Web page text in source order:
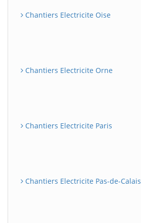
Chantiers Electricite Oise
Chantiers Electricite Orne
Chantiers Electricite Paris
Chantiers Electricite Pas-de-Calais